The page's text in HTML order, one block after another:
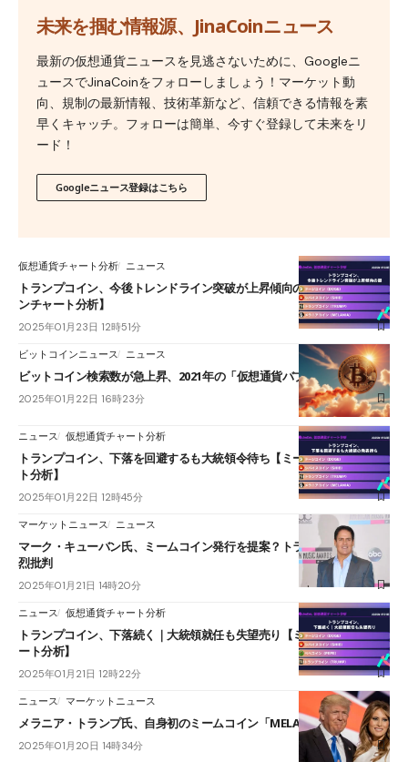
未来を掴む情報源、JinaCoinニュース
最新の仮想通貨ニュースを見逃さないために、Googleニ
ュースでJinaCoinをフォローしましょう！マーケット動
向、規制の最新情報、技術革新など、信頼できる情報を素
早くキャッチ。フォローは簡単、今すぐ登録して未来をリ
ード！
Googleニュース登録はこちら
仮想通貨チャート分析 ニュース
トランプコイン、今後トレンドライン突破が上昇傾向の鍵【ミームコイ
ンチャート分析】
2025年01月23日 12時51分
ビットコインニュース ニュース
ビットコイン検索数が急上昇、2021年の「仮想通貨バブル」と同水準に
2025年01月22日 16時23分
ニュース 仮想通貨チャート分析
トランプコイン、下落を回避するも大統領令待ち【ミームコインチャー
ト分析】
2025年01月22日 12時45分
マーケットニュース ニュース
マーク・キューバン氏、ミームコイン発行を提案？トランプコインを痛
烈批判
2025年01月21日 14時20分
ニュース 仮想通貨チャート分析
トランプコイン、下落続く｜大統領就任も失望売り【ミームコインチャ
ート分析】
2025年01月21日 12時22分
ニュース マーケットニュース
メラニア・トランプ氏、自身初のミームコイン「MELANIA」を発表
2025年01月20日 14時34分